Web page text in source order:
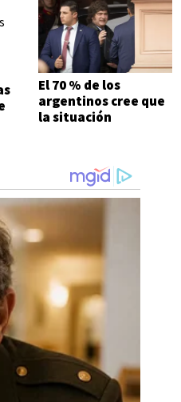
El 70 % de los
argentinos cree que
la situación